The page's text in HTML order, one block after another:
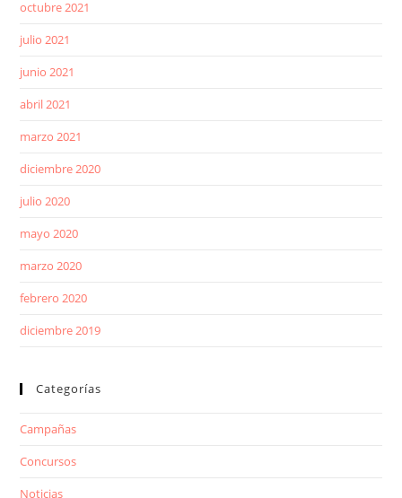
octubre 2021
julio 2021
junio 2021
abril 2021
marzo 2021
diciembre 2020
julio 2020
mayo 2020
marzo 2020
febrero 2020
diciembre 2019
Categorías
Campañas
Concursos
Noticias